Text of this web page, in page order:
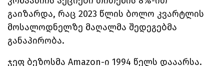
გაიზარდა, რაც 2023 წლის ბოლო კვარტლის
მოსალოდნელზე მაღალმა შედეგებმა
განაპირობა.
ჯეფ ბეზოსმა Amazon-ი 1994 წელს დააარსა.